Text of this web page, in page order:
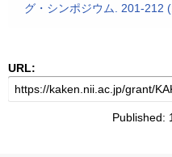
グ・シンポジウム. 201-212
URL:
Published: